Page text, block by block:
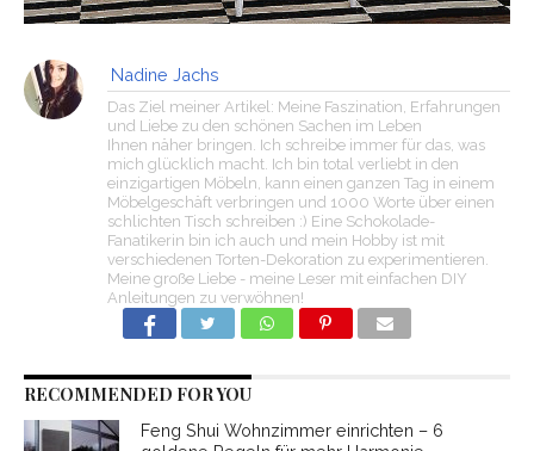
Nadine Jachs
Das Ziel meiner Artikel: Meine Faszination, Erfahrungen
und Liebe zu den schönen Sachen im Leben
Ihnen näher bringen. Ich schreibe immer für das, was
mich glücklich macht. Ich bin total verliebt in den
einzigartigen Möbeln, kann einen ganzen Tag in einem
Möbelgeschäft verbringen und 1000 Worte über einen
schlichten Tisch schreiben :) Eine Schokolade-
Fanatikerin bin ich auch und mein Hobby ist mit
verschiedenen Torten-Dekoration zu experimentieren.
Meine große Liebe - meine Leser mit einfachen DIY
Anleitungen zu verwöhnen!
RECOMMENDED FOR YOU
Feng Shui Wohnzimmer einrichten – 6